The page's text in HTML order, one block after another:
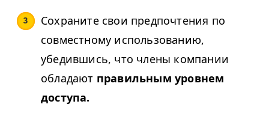
Сохраните свои предпочтения по
совместному использованию,
убедившись, что члены компании
обладают правильным уровнем
доступа.